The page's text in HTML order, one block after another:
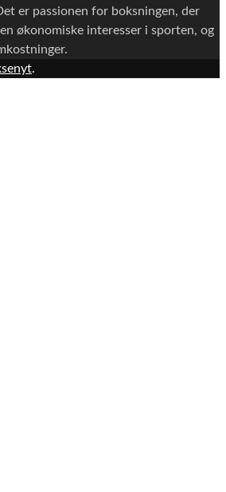
er passionen for boksningen, der
økonomiske interesser i sporten, og
.